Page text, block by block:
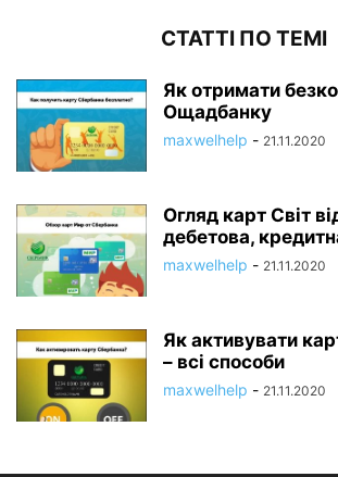
СТАТТІ ПО ТЕМІ
Як отримати
Ощадбанку
maxwelhelp - 21.11.2020
Огляд карт Світ
дебетова,
maxwelhelp - 21.11.2020
Як активувати
– всі способи
maxwelhelp - 21.11.2020